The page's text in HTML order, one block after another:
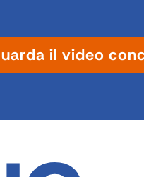
il video